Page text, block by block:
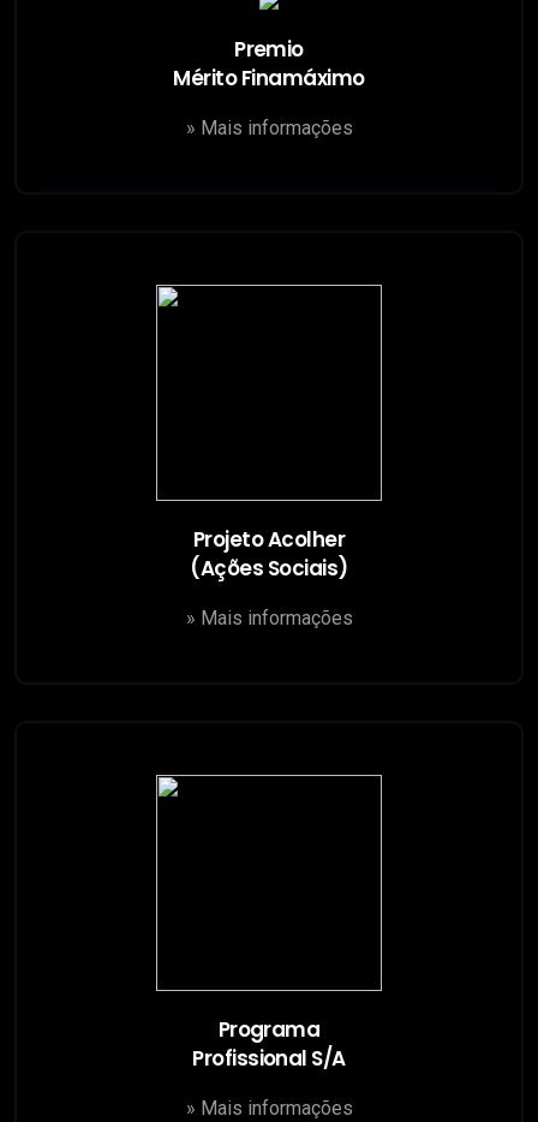
Premio
Mérito Finamáximo
» Mais informações
Projeto Acolher
(Ações Sociais)
» Mais informações
Programa
Profissional S/A
» Mais informações